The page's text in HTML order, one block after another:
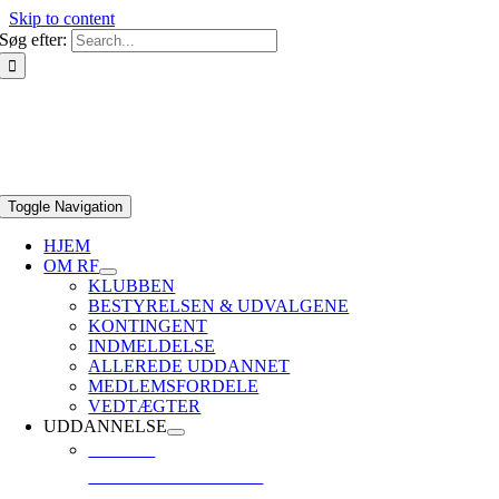
Skip to content
Søg efter:
Toggle Navigation
HJEM
OM RF
KLUBBEN
BESTYRELSEN & UDVALGENE
KONTINGENT
INDMELDELSE
ALLEREDE UDDANNET
MEDLEMSFORDELE
VEDTÆGTER
UDDANNELSE